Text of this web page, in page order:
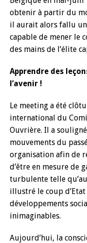
obtenir à partir du
il aurait alors fallu
capable de mener le
des mains de l’élite
Apprendre des
l’avenir !
Le meeting a été
international du
Ouvrière. Il a
mouvements du
organisation afin de
d’être en mesure de
turbulente telle
illustré le coup
développements
inimaginables.
Aujourd’hui, la